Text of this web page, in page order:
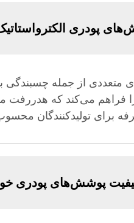
پودری
متعددی از جمله چسبندگی
را فراهم می‌کند که
برای تولیدکنندگان
پوشش‌های پودری